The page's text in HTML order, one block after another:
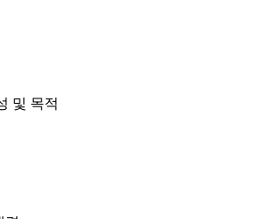
및 목적